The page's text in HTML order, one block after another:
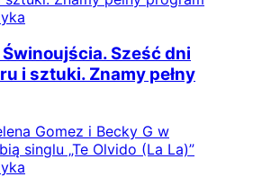
Sześć dni
i sztuki. Znamy pełny